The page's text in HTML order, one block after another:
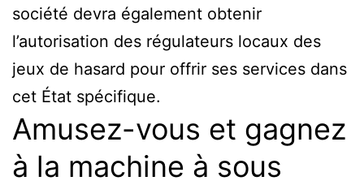
société devra également obtenir
l’autorisation des régulateurs locaux des
jeux de hasard pour offrir ses services dans
cet État spécifique.
Amusez-vous et gagnez
à la machine à sous